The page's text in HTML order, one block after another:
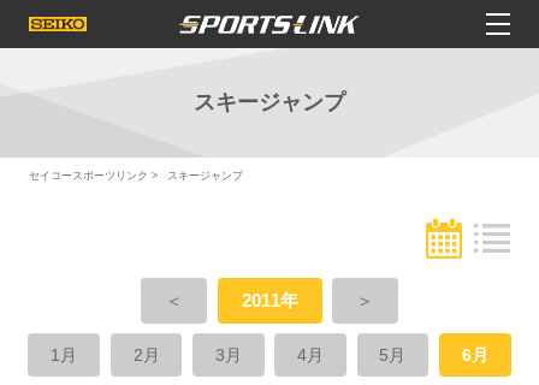
スキージャンプ
セイコースポーツリンク スキージャンプ
＜ 2011年 ＞
1月 2月 3月 4月 5月 6月